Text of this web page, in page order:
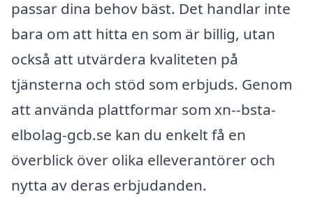
passar dina behov bäst. Det handlar inte
bara om att hitta en som är billig, utan
också att utvärdera kvaliteten på
tjänsterna och stöd som erbjuds. Genom
att använda plattformar som xn--bsta-
elbolag-gcb.se kan du enkelt få en
överblick över olika elleverantörer och
nytta av deras erbjudanden.